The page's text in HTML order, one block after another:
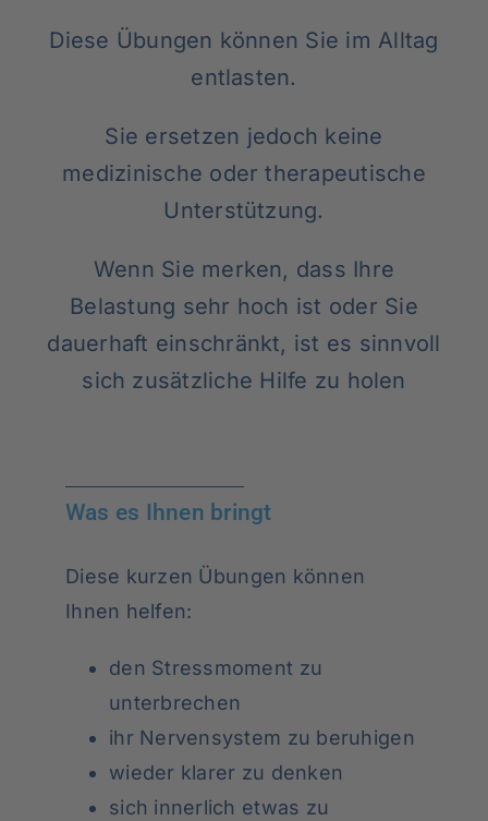
Diese Übungen können Sie im Alltag
entlasten.
Sie ersetzen jedoch keine
medizinische oder therapeutische
Unterstützung.
Wenn Sie merken, dass Ihre
Belastung sehr hoch ist oder Sie
dauerhaft einschränkt, ist es sinnvoll
sich zusätzliche Hilfe zu holen
Was es Ihnen bringt
Diese kurzen Übungen können
Ihnen helfen:
den Stressmoment zu
unterbrechen
ihr Nervensystem zu beruhigen
wieder klarer zu denken
sich innerlich etwas zu